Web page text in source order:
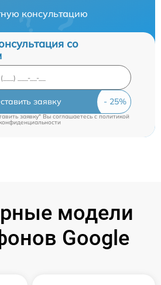
консультацию
со
заявку
заявку" Вы соглашаетесь c политикой
модели
Google